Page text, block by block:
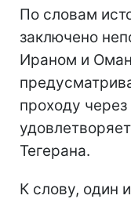
По словам
заключено
Ираном и
проходу
Тегерана.
К слову, один